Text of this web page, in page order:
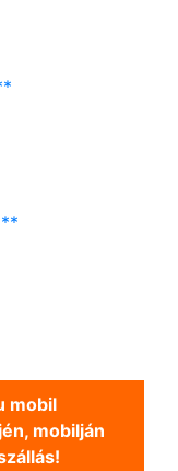
mobil
mobilján